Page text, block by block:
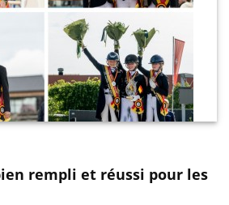
rempli et réussi pour les